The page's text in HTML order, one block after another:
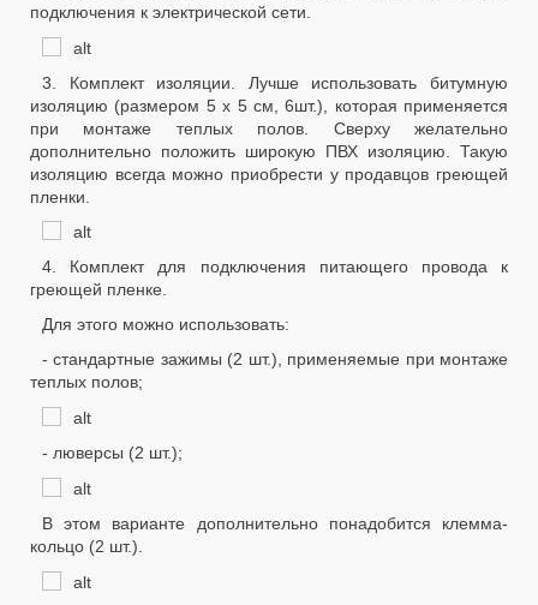
подключения к электрической сети.
3. Комплект изоляции. Лучше использовать битумную
изоляцию (размером 5 х 5 см, 6шт.), которая применяется
при монтаже теплых полов. Сверху желательно
дополнительно положить широкую ПВХ изоляцию. Такую
изоляцию всегда можно приобрести у продавцов греющей
пленки.
4. Комплект для подключения питающего провода к
греющей пленке.
Для этого можно использовать:
- стандартные зажимы (2 шт.), применяемые при монтаже
теплых полов;
- люверсы (2 шт.);
В этом варианте дополнительно понадобится клемма-
кольцо (2 шт.).